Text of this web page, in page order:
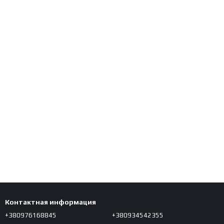
Контактная информация
+380976168845 +380934542355